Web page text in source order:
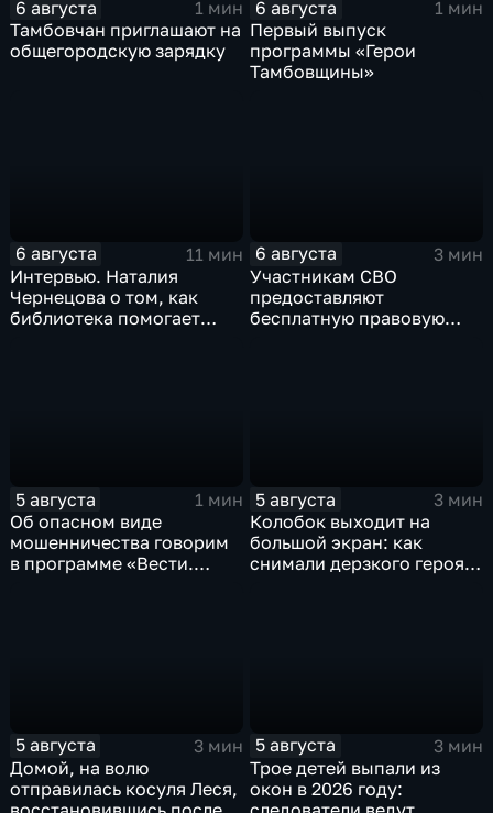
6 августа
1 мин
Тамбовчан приглашают на
общегородскую зарядку
6 августа
1 мин
Первый выпуск
программы «Герои
Тамбовщины»
6 августа
11 мин
Интервью. Наталия
Чернецова о том, как
библиотека помогает
6 августа
3 мин
Участникам СВО
предоставляют
бесплатную правовую
5 августа
1 мин
Об опасном виде
мошенничества говорим
в программе «Вести.
5 августа
3 мин
Колобок выходит на
большой экран: как
снимали дерзкого героя
5 августа
3 мин
Домой, на волю
отправилась косуля Леся,
5 августа
3 мин
Трое детей выпали из
окон в 2026 году: